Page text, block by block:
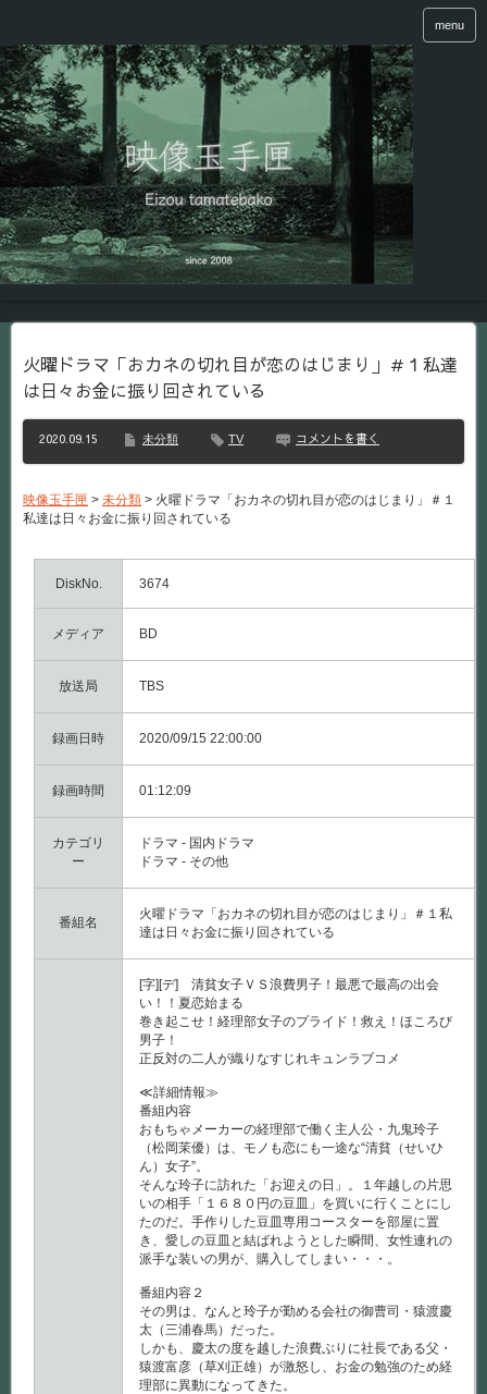
menu
火曜ドラマ「おカネの切れ目が恋のはじまり」＃１私達
は日々お金に振り回されている
2020.09.15 未分類 TV コメントを書く
映像玉手匣 > 未分類 > 火曜ドラマ「おカネの切れ目が恋のはじまり」＃１
私達は日々お金に振り回されている
DiskNo. 3674
メディア BD
放送局 TBS
録画日時 2020/09/15 22:00:00
録画時間 01:12:09
カテゴリ
ー
ドラマ - 国内ドラマ
ドラマ - その他
番組名
火曜ドラマ「おカネの切れ目が恋のはじまり」＃１私
達は日々お金に振り回されている
[字][デ] 清貧女子ＶＳ浪費男子！最悪で最高の出会
い！！夏恋始まる
巻き起こせ！経理部女子のプライド！救え！ほころび
男子！
正反対の二人が織りなすじれキュンラブコメ
≪詳細情報≫
番組内容
おもちゃメーカーの経理部で働く主人公・九鬼玲子
（松岡茉優）は、モノも恋にも一途な“清貧（せいひ
ん）女子”。
そんな玲子に訪れた「お迎えの日」。１年越しの片思
いの相手「１６８０円の豆皿」を買いに行くことにし
たのだ。手作りした豆皿専用コースターを部屋に置
き、愛しの豆皿と結ばれようとした瞬間、女性連れの
派手な装いの男が、購入してしまい・・・。
番組内容２
その男は、なんと玲子が勤める会社の御曹司・猿渡慶
太（三浦春馬）だった。
しかも、慶太の度を越した浪費ぶりに社長である父・
猿渡富彦（草刈正雄）が激怒し、お金の勉強のため経
理部に異動になってきた。